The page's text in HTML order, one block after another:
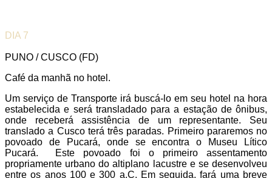
DIA 7
PUNO / CUSCO (FD)
Café da manhã no hotel.
Um serviço de Transporte irá buscá-lo em seu hotel na hora
estabelecida e será transladado para a estação de ônibus,
onde receberá assistência de um representante. Seu
translado a Cusco terá três paradas. Primeiro pararemos no
povoado de Pucará, onde se encontra o Museu Lítico
Pucará. Este povoado foi o primeiro assentamento
propriamente urbano do altiplano lacustre e se desenvolveu
entre os anos 100 e 300 a.C. Em seguida, fará uma breve